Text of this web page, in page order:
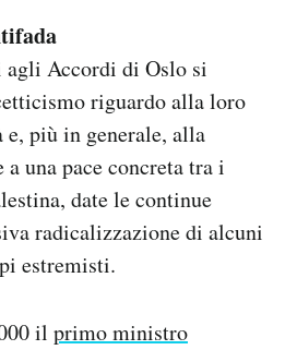
agli Accordi di Oslo si
riguardo alla loro
più in generale, alla
una pace concreta tra i
date le continue
radicalizzazione di alcuni
estremisti.
il primo ministro